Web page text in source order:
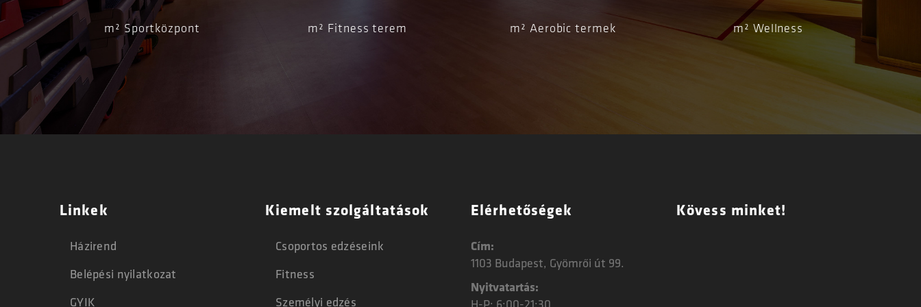
m² Sportközpont m² Fitness terem m² Aerobic termek m² Wellness
Linkek
Házirend
Belépési nyilatkozat
GYIK
Kiemelt szolgáltatások
Csoportos edzéseink
Fitness
Személyi edzés
Elérhetőségek
Cím:
1103 Budapest, Gyömrői út 99.
Nyitvatartás:
Kövess minket!